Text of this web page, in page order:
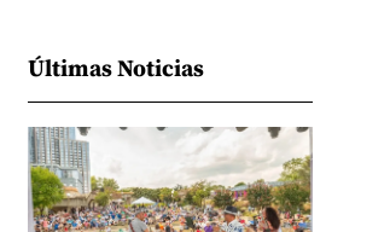
Últimas Noticias